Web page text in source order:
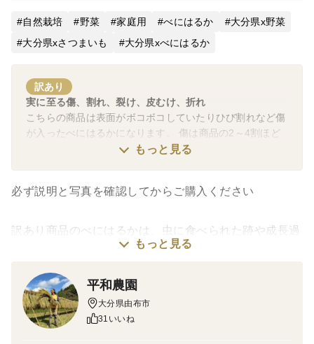
自然栽培 野菜 家庭用 べにはるか
大分県x野菜
大分県xさつまいも
大分県xべにはるか
訳あり
実に至る傷、割れ、裂け、皮むけ、折れ
こちらの商品は表面がボコボコしていたりひび割れなど傷
が入ったべにはるかになります。 傷は商品の2～4割ほど
傷が入っています。 成長過程で虫食いの跡や傷が入って
未熟果、過熟果
もっと見る
必ず説明と写真を確認してからご購入ください
訳あり商品のべにはるかは、虫に食べられた跡や成長過
商品の2～4割ほど傷が入っています
虫食いの跡やが割れたりしていますが味は変わらず美味
しく頂けます
もっと見る
平和農園
大分県由布市
31いいね